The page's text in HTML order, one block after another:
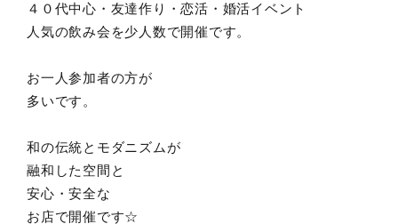
４０代中心・友達作り・恋活・婚活イベント
人気の飲み会を少人数で開催です。
お一人参加者の方が
多いです。
和の伝統とモダニズムが
融和した空間と
安心・安全な
お店で開催です☆